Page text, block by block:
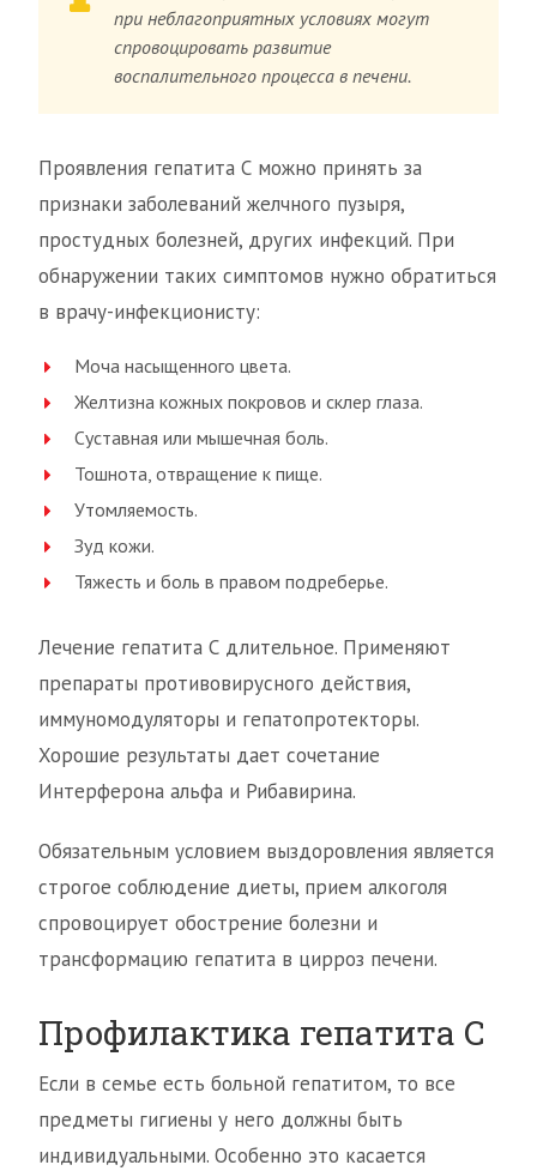
при неблагоприятных условиях могут
спровоцировать развитие
воспалительного процесса в печени.
Проявления гепатита С можно принять за
признаки заболеваний желчного пузыря,
простудных болезней, других инфекций. При
обнаружении таких симптомов нужно обратиться
в врачу-инфекционисту:
Моча насыщенного цвета.
Желтизна кожных покровов и склер глаза.
Суставная или мышечная боль.
Тошнота, отвращение к пище.
Утомляемость.
Зуд кожи.
Тяжесть и боль в правом подреберье.
Лечение гепатита С длительное. Применяют
препараты противовирусного действия,
иммуномодуляторы и гепатопротекторы.
Хорошие результаты дает сочетание
Интерферона альфа и Рибавирина.
Обязательным условием выздоровления является
строгое соблюдение диеты, прием алкоголя
спровоцирует обострение болезни и
трансформацию гепатита в цирроз печени.
Профилактика гепатита С
Если в семье есть больной гепатитом, то все
предметы гигиены у него должны быть
индивидуальными. Особенно это касается